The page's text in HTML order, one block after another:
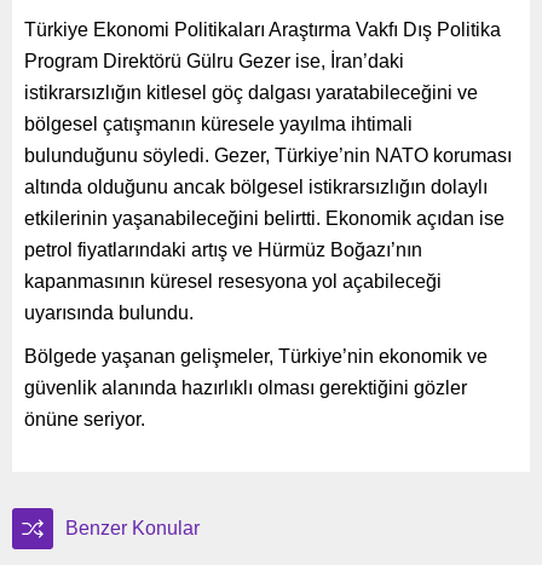
Türkiye Ekonomi Politikaları Araştırma Vakfı Dış Politika
Program Direktörü Gülru Gezer ise, İran’daki
istikrarsızlığın kitlesel göç dalgası yaratabileceğini ve
bölgesel çatışmanın küresele yayılma ihtimali
bulunduğunu söyledi. Gezer, Türkiye’nin NATO koruması
altında olduğunu ancak bölgesel istikrarsızlığın dolaylı
etkilerinin yaşanabileceğini belirtti. Ekonomik açıdan ise
petrol fiyatlarındaki artış ve Hürmüz Boğazı’nın
kapanmasının küresel resesyona yol açabileceği
uyarısında bulundu.
Bölgede yaşanan gelişmeler, Türkiye’nin ekonomik ve
güvenlik alanında hazırlıklı olması gerektiğini gözler
önüne seriyor.
Benzer Konular